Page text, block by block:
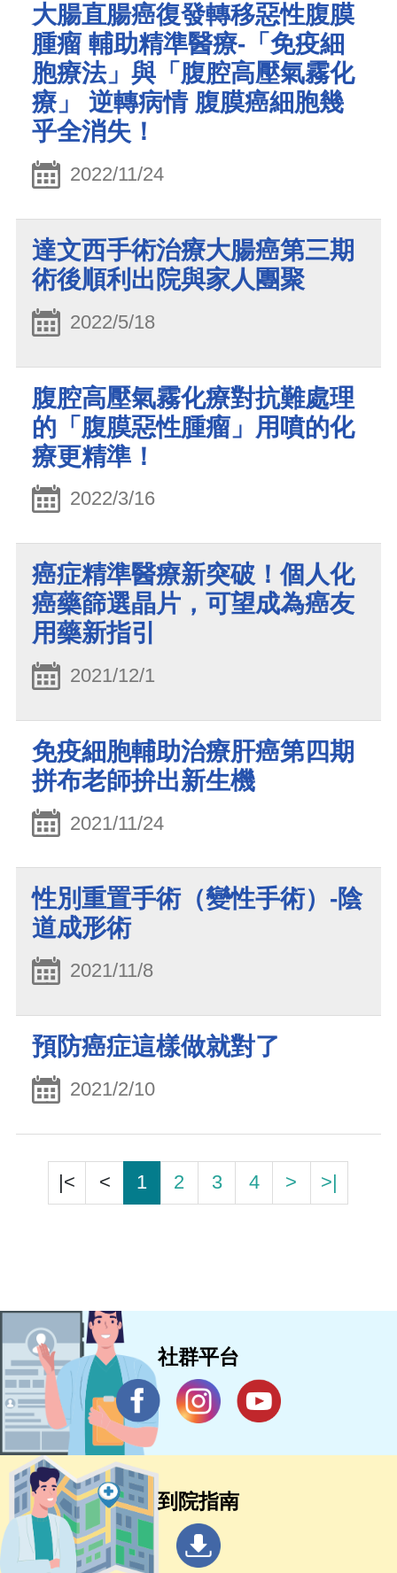
大腸直腸癌復發轉移惡性腹膜
腫瘤 輔助精準醫療-「免疫細
胞療法」與「腹腔高壓氣霧化
療」 逆轉病情 腹膜癌細胞幾
乎全消失！
2022/11/24
達文西手術治療大腸癌第三期
術後順利出院與家人團聚
2022/5/18
腹腔高壓氣霧化療對抗難處理
的「腹膜惡性腫瘤」用噴的化
療更精準！
2022/3/16
癌症精準醫療新突破！個人化
癌藥篩選晶片，可望成為癌友
用藥新指引
2021/12/1
免疫細胞輔助治療肝癌第四期
拼布老師拚出新生機
2021/11/24
性別重置手術（變性手術）-陰
道成形術
2021/11/8
預防癌症這樣做就對了
2021/2/10
|< < 1 2 3 4 > >|
社群平台
到院指南